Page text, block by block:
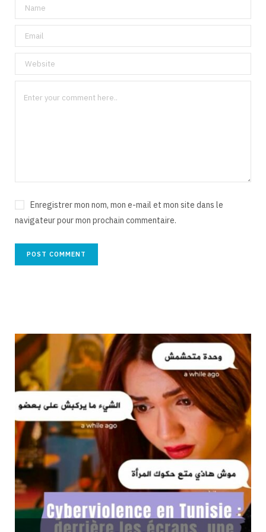
Enregistrer mon nom, mon e-mail et mon site dans le
navigateur pour mon prochain commentaire.